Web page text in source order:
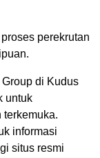
perekrutan
di Kudus
untuk
terkemuka.
informasi
situs resmi